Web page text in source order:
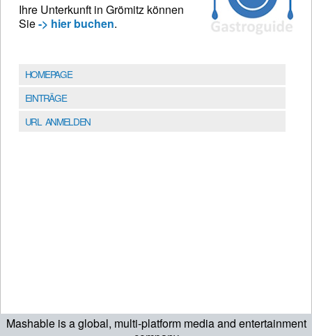
Mashable is a global, multi-platform media and entertainment
Ihre Unterkunft in Grömitz können
Sie-> hier buchen.
HOMEPAGE
EINTRÄGE
URL ANMELDEN